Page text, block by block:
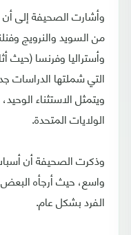
وأشارت الصحيفة إلى أن
من السويد والنرويج
وأستراليا وفرنسا (حيث
التي شملتها الدراسات
ويتمثل الاستثناء
الولايات المتحدة.
وذكرت الصحيفة أن
واسع، حيث أرجأه
الفرد بشكل عام.